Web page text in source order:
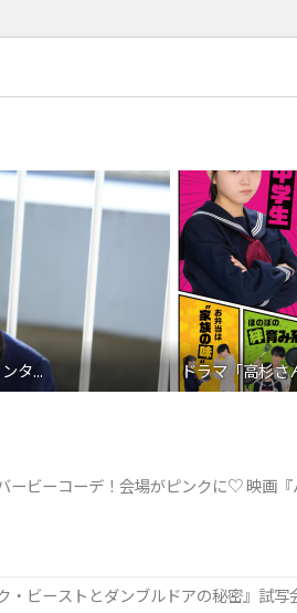
タ... ドラマ「高杉さ
ービーコーデ！会場がピンクに♡ 映画
・ビーストとダンブルドアの秘密』試写